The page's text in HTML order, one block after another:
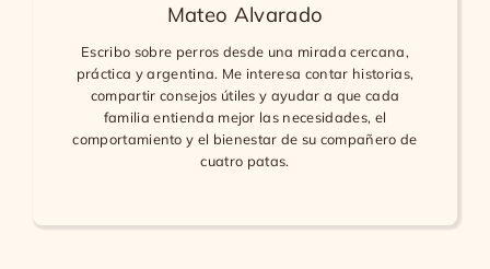
Mateo Alvarado
Escribo sobre perros desde una mirada cercana,
práctica y argentina. Me interesa contar historias,
compartir consejos útiles y ayudar a que cada
familia entienda mejor las necesidades, el
comportamiento y el bienestar de su compañero de
cuatro patas.